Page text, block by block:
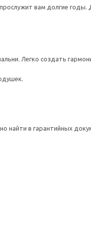
вам долгие
Легко создать
в гарантийных